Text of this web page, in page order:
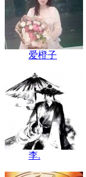
爱橙子
李.